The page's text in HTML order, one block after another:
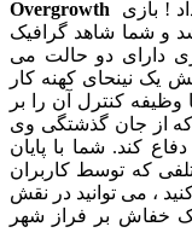
Overgrowth
و شما شاهد گرافیک
دارای دو حالت می
یک نینحای کهنه کار
کنترل آن را بر
از جان گذشتگی وی
کند. شما با پایان
که توسط کاربران
، می توانید در نقش
خفاش بر فراز شهر